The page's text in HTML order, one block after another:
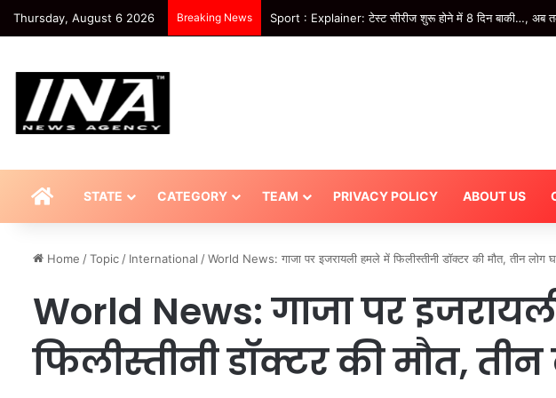
Thursday, August 6 2026 Breaking News Tach – ड्राइविंग होगी पहले से ज्यादा स्मार्ट! अमेज़न पर सस्ते
HOMESTATE CATEGORY TEAM PRIVACY POLICY ABOUT US
Home /Topic / International /World News: गाजा पर इजरायली हमले में फिलीस्तीनी डॉक्टर की मौत, तीन
World News: गाजा पर
फिलीस्तीनी डॉक्टर की मौत,